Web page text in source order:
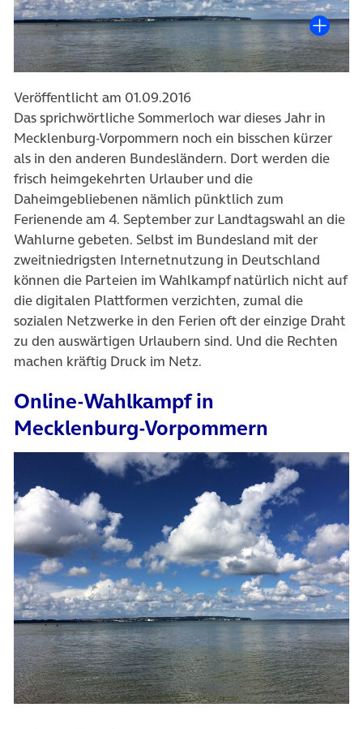
Veröffentlicht am 01.09.2016
Das sprichwörtliche Sommerloch war dieses Jahr in
Mecklenburg-Vorpommern noch ein bisschen kürzer
als in den anderen Bundesländern. Dort werden die
frisch heimgekehrten Urlauber und die
Daheimgebliebenen nämlich pünktlich zum
Ferienende am 4. September zur Landtagswahl an die
Wahlurne gebeten. Selbst im Bundesland mit der
zweitniedrigsten Internetnutzung in Deutschland
können die Parteien im Wahlkampf natürlich nicht auf
die digitalen Plattformen verzichten, zumal die
sozialen Netzwerke in den Ferien oft der einzige Draht
zu den auswärtigen Urlaubern sind. Und die Rechten
machen kräftig Druck im Netz.
Online-Wahlkampf in
Mecklenburg-Vorpommern